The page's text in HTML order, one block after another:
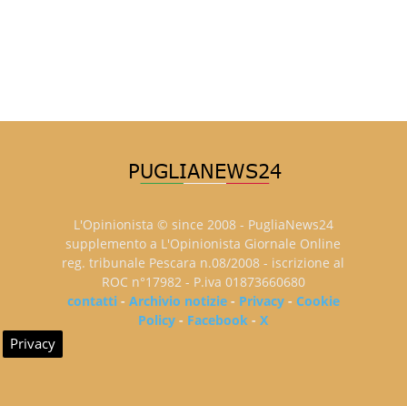
L'Opinionista © since 2008 - PugliaNews24
supplemento a L'Opinionista Giornale Online
reg. tribunale Pescara n.08/2008 - iscrizione al
ROC n°17982 - P.iva 01873660680
contatti- Archivio notizie- Privacy- Cookie
Policy - Facebook -X
Privacy